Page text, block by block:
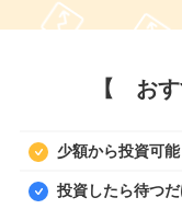
【 お
少額から投資可能
投資したら待つ